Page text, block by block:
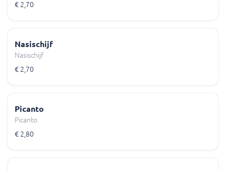
€ 2,70
Nasischijf
Nasischijf
€ 2,70
Picanto
Picanto
€ 2,80